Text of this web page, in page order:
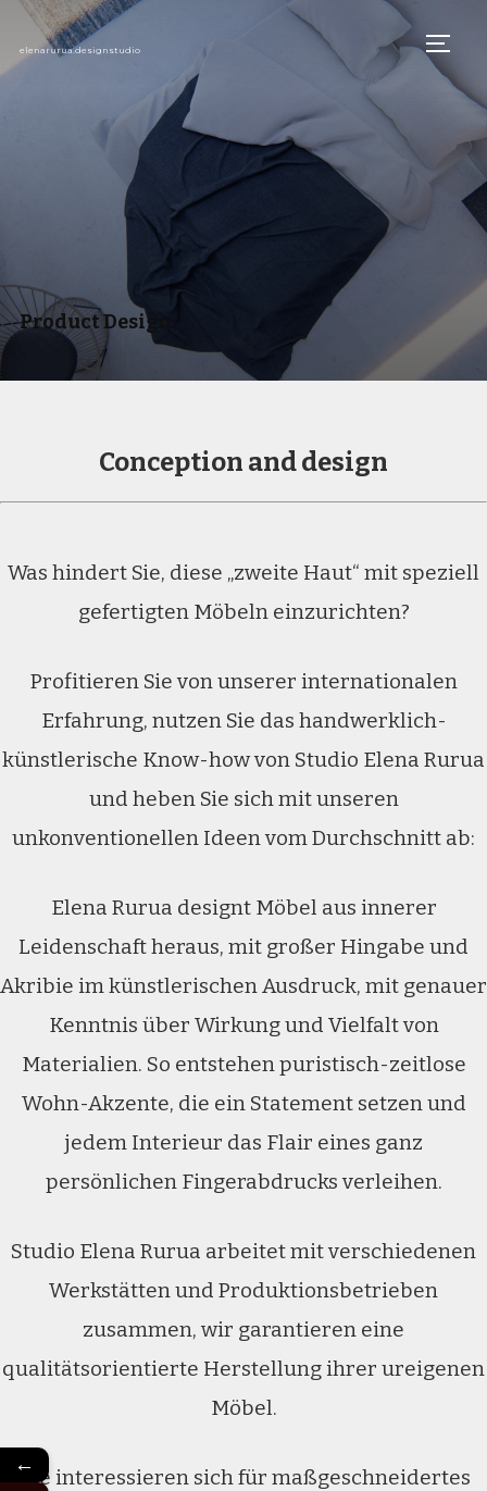
elenarurua.designstudio
Product Design
Conception and design
Was hindert Sie, diese „zweite Haut“ mit speziell
gefertigten Möbeln einzurichten?
Profitieren Sie von unserer internationalen
Erfahrung, nutzen Sie das handwerklich-
künstlerische Know-how von Studio Elena Rurua
und heben Sie sich mit unseren
unkonventionellen Ideen vom Durchschnitt ab:
Elena Rurua designt Möbel aus innerer
Leidenschaft heraus, mit großer Hingabe und
Akribie im künstlerischen Ausdruck, mit genauer
Kenntnis über Wirkung und Vielfalt von
Materialien. So entstehen puristisch-zeitlose
Wohn-Akzente, die ein Statement setzen und
jedem Interieur das Flair eines ganz
persönlichen Fingerabdrucks verleihen.
Studio Elena Rurua arbeitet mit verschiedenen
Werkstätten und Produktionsbetrieben
zusammen, wir garantieren eine
qualitätsorientierte Herstellung ihrer ureigenen
Möbel.
Sie interessieren sich für maßgeschneidertes
←